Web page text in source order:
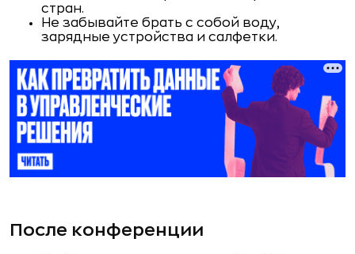
стран.
Не забывайте брать с собой воду,
зарядные устройства и салфетки.
После конференции